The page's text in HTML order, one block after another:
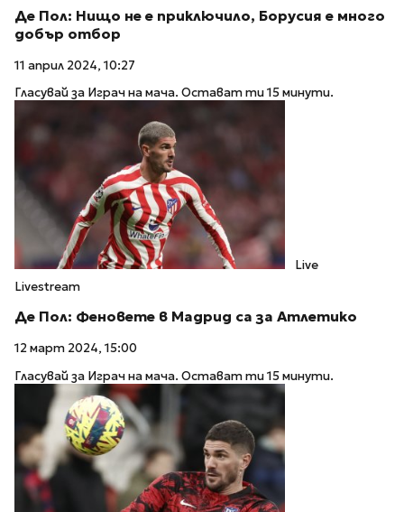
Де Пол: Нищо не е приключило, Борусия е много
добър отбор
11 април 2024, 10:27
Гласувай за Играч на мача. Остават ти 15 минути.
Live
Livestream
Де Пол: Феновете в Мадрид са за Атлетико
12 март 2024, 15:00
Гласувай за Играч на мача. Остават ти 15 минути.